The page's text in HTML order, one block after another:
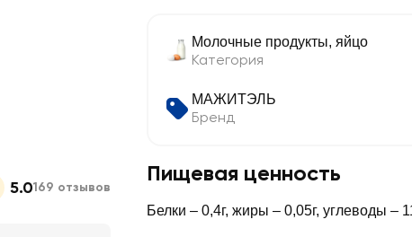
Молочные продукты, яйцо
Категория
МАЖИТЭЛЬ
Бренд
Пищевая ценность
Белки – 0,4г, жиры – 0,05г, углеводы –
5.0169 отзывов